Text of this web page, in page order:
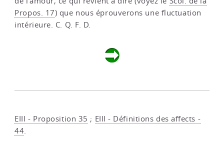
Propos. 17) que nous éprouverons une fluctuation
intérieure. C. Q. F. D.
EIII - Proposition 35 ; EIII - Définitions des affects -
44